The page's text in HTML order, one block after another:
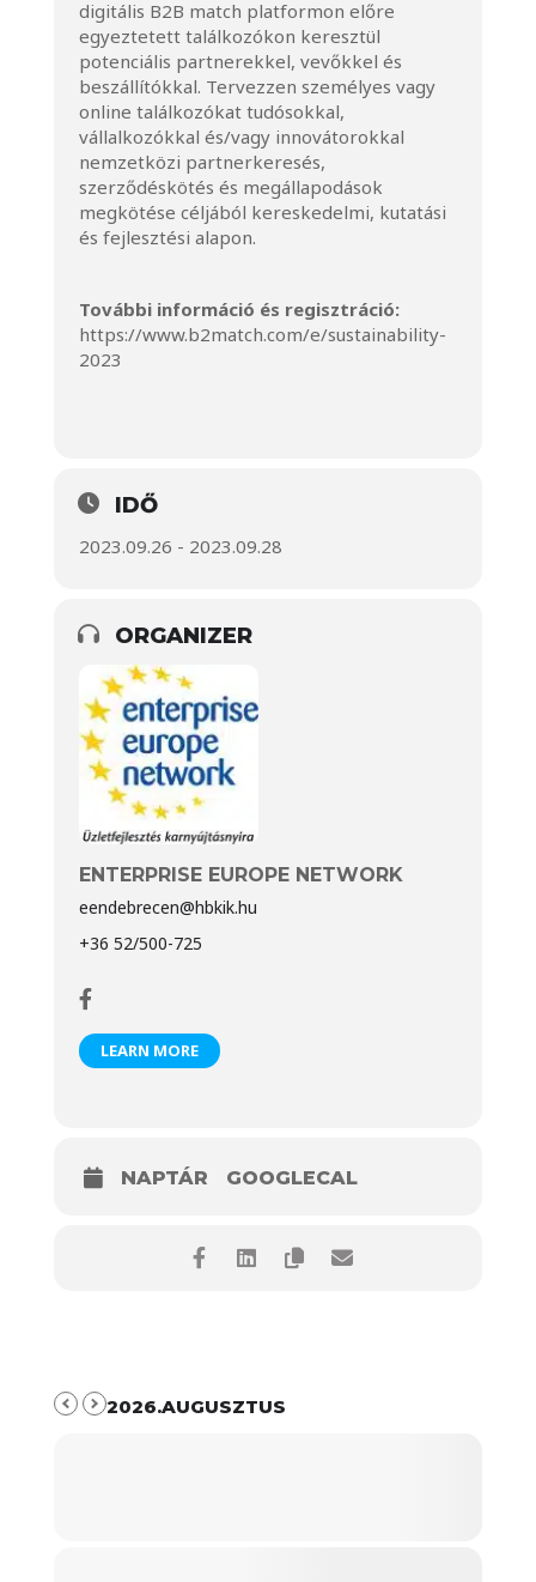
digitális B2B match platformon előre
egyeztetett találkozókon keresztül
potenciális partnerekkel, vevőkkel és
beszállítókkal. Tervezzen személyes vagy
online találkozókat tudósokkal,
vállalkozókkal és/vagy innovátorokkal
nemzetközi partnerkeresés,
szerződéskötés és megállapodások
megkötése céljából kereskedelmi, kutatási
és fejlesztési alapon.
További információ és regisztráció:
https://www.b2match.com/e/sustainability-
2023
IDŐ
2023.09.26 - 2023.09.28
ORGANIZER
ENTERPRISE EUROPE NETWORK
eendebrecen@hbkik.hu
+36 52/500-725
LEARN MORE
NAPTÁR GOOGLECAL
2026.AUGUSZTUS